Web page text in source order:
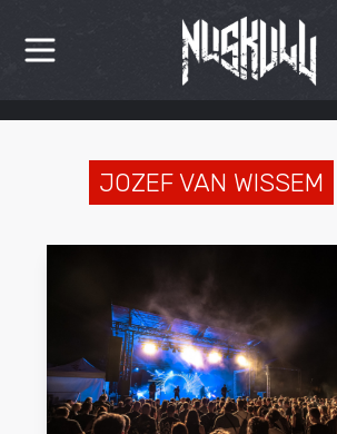
HÍREK
KRITIKÁK
PREMIEREK
KULT
JOZEF VAN WISSEM